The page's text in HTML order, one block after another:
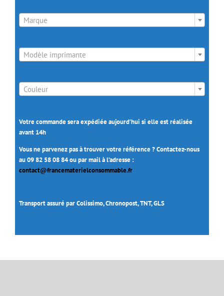
Marque
Modèle imprimante
Couleur
Votre commande sera expédiée aujourd’hui si elle est réalisée
avant 14h
Vous ne parvenez pas à trouver votre référence ? Contactez-nous
au 09 82 58 08 84 ou par mail à l’adresse :
contact@francematerielconsommable.fr
Transport assuré par Colissimo, Chronopost, TNT, GLS